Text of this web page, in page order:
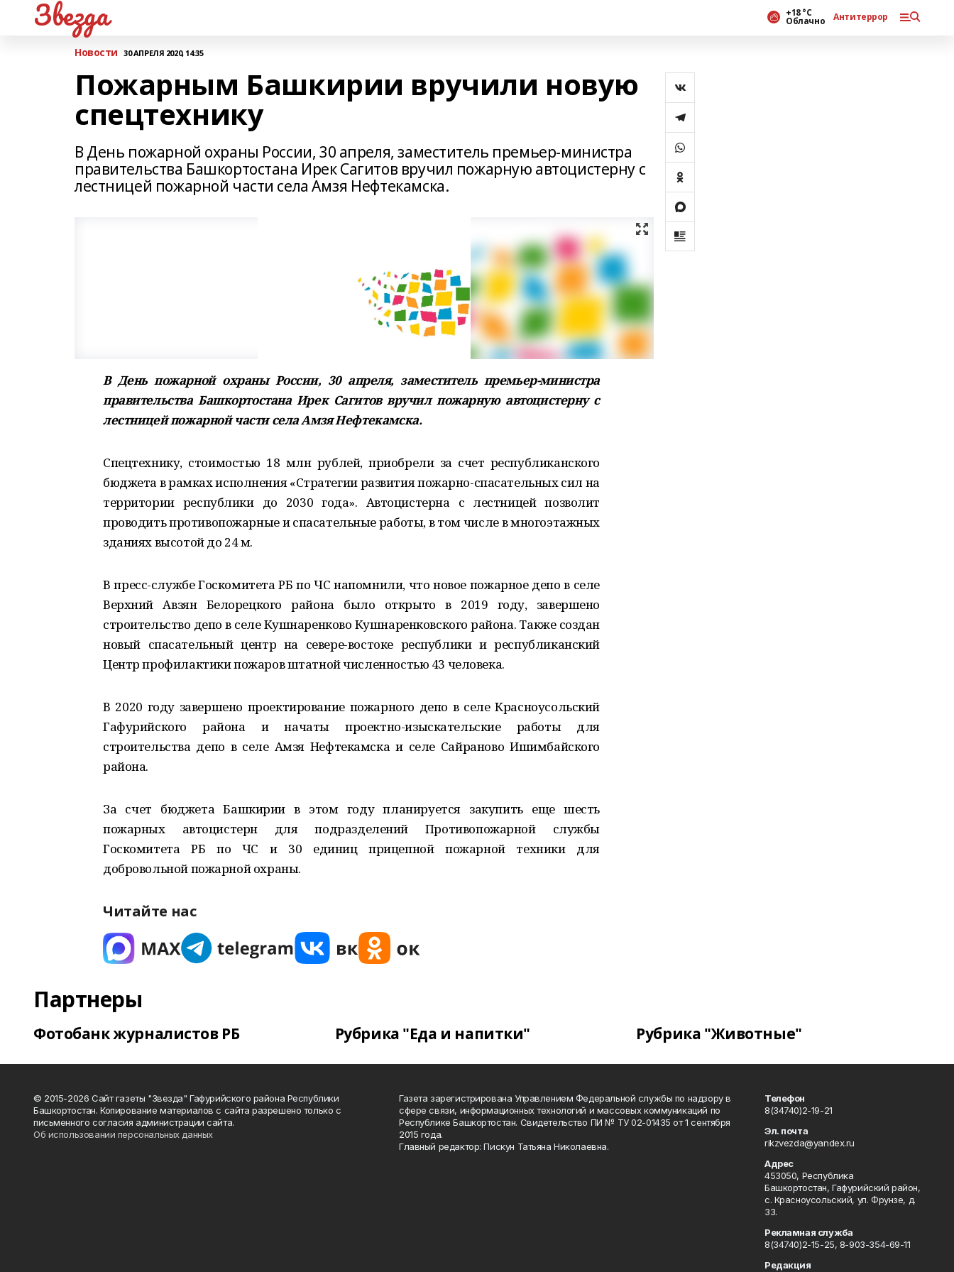
Звезда +18 °С
Облачно Антитеррор
Новости 30 АПРЕЛЯ 2020, 14:35
Пожарным Башкирии вручили новую
спецтехнику
В День пожарной охраны России, 30 апреля, заместитель премьер-министра
правительства Башкортостана Ирек Сагитов вручил пожарную автоцистерну с
лестницей пожарной части села Амзя Нефтекамска.
В День пожарной охраны России, 30 апреля, заместитель премьер-министра
правительства Башкортостана Ирек Сагитов вручил пожарную автоцистерну с
лестницей пожарной части села Амзя Нефтекамска.
Спецтехнику, стоимостью 18 млн рублей, приобрели за счет республиканского
бюджета в рамках исполнения «Стратегии развития пожарно-спасательных сил на
территории республики до 2030 года». Автоцистерна с лестницей позволит
проводить противопожарные и спасательные работы, в том числе в многоэтажных
зданиях высотой до 24 м.
В пресс-службе Госкомитета РБ по ЧС напомнили, что новое пожарное депо в селе
Верхний Авзян Белорецкого района было открыто в 2019 году, завершено
строительство депо в селе Кушнаренково Кушнаренковского района. Также создан
новый спасательный центр на севере-востоке республики и республиканский
Центр профилактики пожаров штатной численностью 43 человека.
В 2020 году завершено проектирование пожарного депо в селе Красноусольский
Гафурийского района и начаты проектно-изыскательские работы для
строительства депо в селе Амзя Нефтекамска и селе Сайраново Ишимбайского
района.
За счет бюджета Башкирии в этом году планируется закупить еще шесть
пожарных автоцистерн для подразделений Противопожарной службы
Госкомитета РБ по ЧС и 30 единиц прицепной пожарной техники для
добровольной пожарной охраны.
Читайте нас
Партнеры
Фотобанк журналистов РБ Рубрика "Еда и напитки" Рубрика "Животные"
© 2015-2026 Сайт газеты "Звезда" Гафурийского района Республики
Башкортостан. Копирование материалов с сайта разрешено только с
письменного согласия администрации сайта.
Об использовании персональных данных
Газета зарегистрирована Управлением Федеральной службы по надзору в
сфере связи, информационных технологий и массовых коммуникаций по
Республике Башкортостан. Свидетельство ПИ № ТУ 02-01435 от 1 сентября
2015 года.
Главный редактор: Пискун Татьяна Николаевна.
Телефон
8(34740)2-19-21
Эл. почта
rikzvezda@yandex.ru
Адрес
453050, Республика
Башкортостан, Гафурийский район,
с. Красноусольский, ул. Фрунзе, д.
33.
Рекламная служба
8(34740)2-15-25, 8-903-354-69-11
Редакция